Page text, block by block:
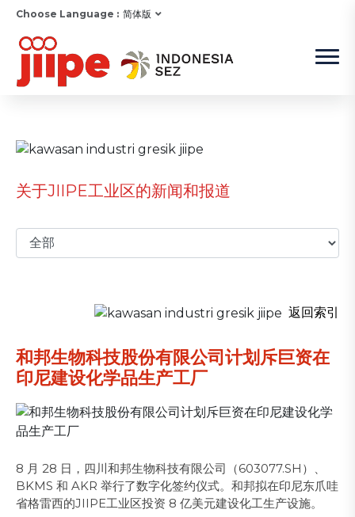
Choose Language : 简体版
关于JIIPE工业区的新闻和报道
返回索引
和邦生物科技股份有限公司计划斥巨资在
印尼建设化学品生产工厂
8 月 28 日，四川和邦生物科技有限公司（603077.SH）、
BKMS 和 AKR 举行了数字化签约仪式。和邦拟在印尼东爪哇
省格雷西的JIIPE工业区投资 8 亿美元建设化工生产设施。